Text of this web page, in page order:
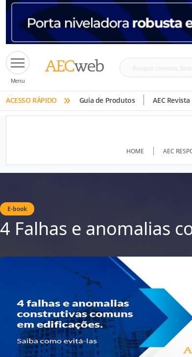
Menu
Busque
tinta,
etc
ACESSO RÁPIDO » Guia de Produtos AEC Revista
HOME AEC
E-book
4 Falhas e anomalias